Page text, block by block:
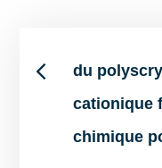
Post
du
cationique
chimique